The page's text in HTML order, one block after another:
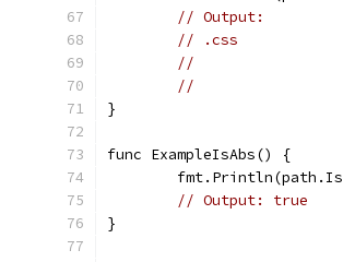
// Output:
// .css
//
//
}
func ExampleIsAbs() {
// Output: true
}